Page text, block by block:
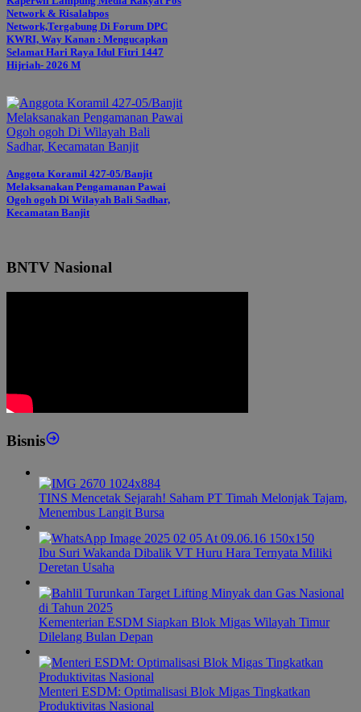
Network & Risalahpos
Network,Tergabung Di Forum DPC
KWRI, Way Kanan : Mengucapkan
Selamat Hari Raya Idul Fitri 1447
Hijriah- 2026 M
Anggota Koramil 427-05/Banjit
Melaksanakan Pengamanan Pawai
Ogoh ogoh Di Wilayah Bali Sadhar,
Kecamatan Banjit
BNTV Nasional
Bisnis
TINS Mencetak Sejarah! Saham PT Timah Melonjak Tajam,
Menembus Langit Bursa
Ibu Suri Wakanda Dibalik VT Huru Hara Ternyata Miliki
Deretan Usaha
Kementerian ESDM Siapkan Blok Migas Wilayah Timur
Dilelang Bulan Depan
Menteri ESDM: Optimalisasi Blok Migas Tingkatkan
Produktivitas Nasional